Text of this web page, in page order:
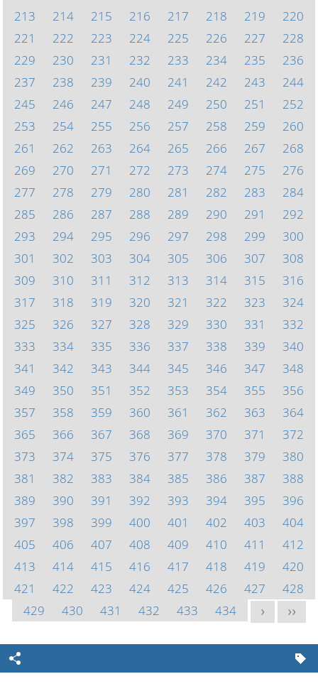
213
214 215 216 217 218 219
220
221
222 223 224 225 226 227
228
229
230 231 232 233 234 235
236
237
238 239 240 241 242 243
244
245
246 247 248 249 250 251
252
253
254 255 256 257 258 259
260
261
262 263 264 265 266 267
268
269
270 271 272 273 274 275
276
277
278 279 280 281 282 283
284
285
286 287 288 289 290 291
292
293
294 295 296 297 298 299
300
301
302 303 304 305 306 307
308
309
310 311 312 313 314 315
316
317
318 319 320 321 322 323
324
325
326 327 328 329 330 331
332
333
334 335 336 337 338 339
340
341
342 343 344 345 346 347
348
349
350 351 352 353 354 355
356
357
358 359 360 361 362 363
364
365
366 367 368 369 370 371
372
373
374 375 376 377 378 379
380
381
382 383 384 385 386 387
388
389
390 391 392 393 394 395
396
397
398 399 400 401 402 403
404
405
406 407 408 409 410 411
412
413
414 415 416 417 418 419
420
421
422 423 424 425 426 427
428
429
430 431 432 433 434 > >>